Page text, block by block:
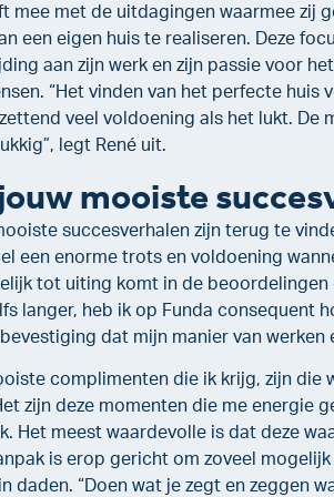
mee met de uitdagingen waarmee zij
een eigen huis te realiseren. Deze
aan zijn werk en zijn passie voor
“Het vinden van het perfecte
veel voldoening als het lukt. De
legt René uit.
mooiste
succesverhalen zijn terug te
een enorme trots en voldoening
tot uiting komt in de beoordelingen
langer, heb ik op Funda consequent
dat mijn manier van werken
complimenten die ik krijg, zijn
zijn deze momenten die me energie
Het meest waardevolle is dat deze
is erop gericht om zoveel
daden. “Doen wat je zegt en zeggen